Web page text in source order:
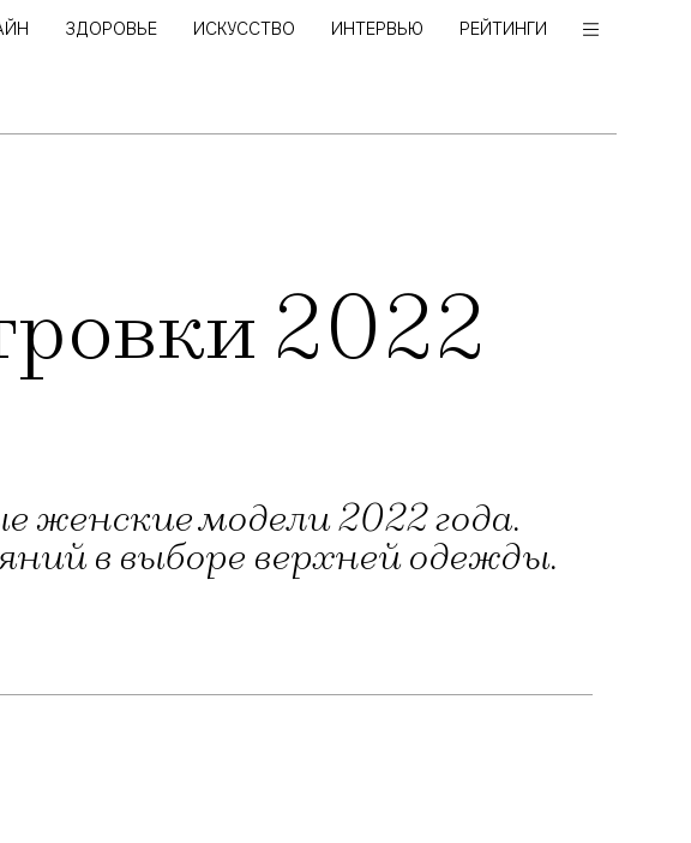
ЗДОРОВЬЕ ИСКУССТВО ИНТЕРВЬЮ РЕЙТИНГИ
2022
женские модели 2022 года.
в выборе верхней одежды.